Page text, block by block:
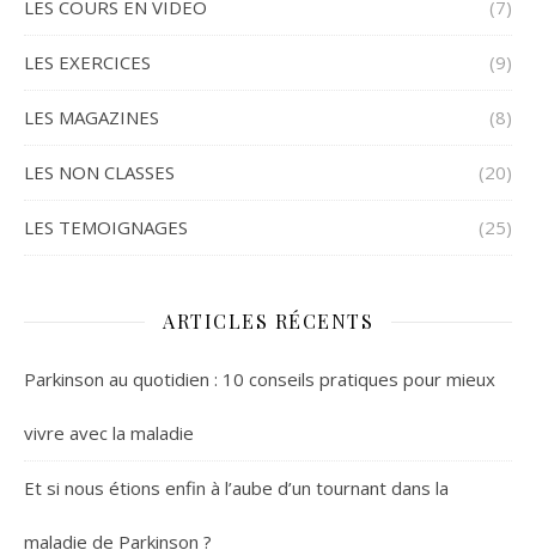
LES COURS EN VIDEO (7)
LES EXERCICES (9)
LES MAGAZINES (8)
LES NON CLASSES (20)
LES TEMOIGNAGES (25)
ARTICLES RÉCENTS
Parkinson au quotidien : 10 conseils pratiques pour mieux
vivre avec la maladie
Et si nous étions enfin à l’aube d’un tournant dans la
maladie de Parkinson ?